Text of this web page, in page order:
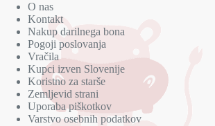
O nas
Kontakt
Nakup darilnega bona
Pogoji poslovanja
Vračila
Kupci izven Slovenije
Koristno za starše
Zemljevid strani
Uporaba piškotkov
Varstvo osebnih podatkov